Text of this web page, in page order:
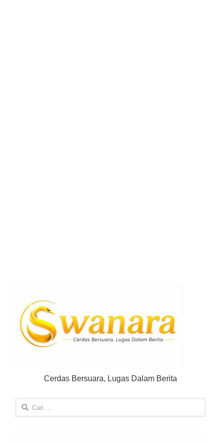
Cerdas Bersuara, Lugas Dalam Berita
Cari